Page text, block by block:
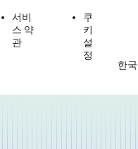
서비
스 약
관
쿠
키
설
정
한